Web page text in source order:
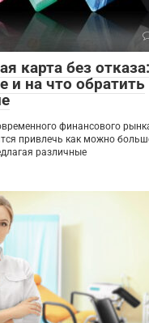
карта без
и на что обратить
финансового
привлечь как можно
различные